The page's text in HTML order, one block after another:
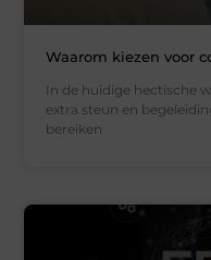
Waarom kiezen voor
In de huidige hectische
extra steun en
bereiken